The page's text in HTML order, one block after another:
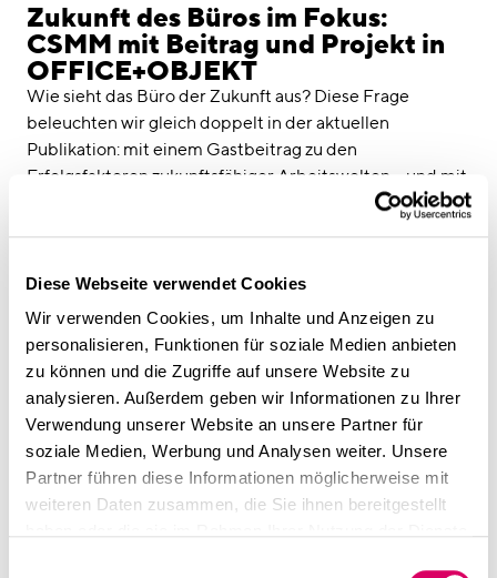
Diese Webseite verwendet Cookies
Wir verwenden Cookies, um Inhalte und Anzeigen zu
personalisieren, Funktionen für soziale Medien anbieten
zu können und die Zugriffe auf unsere Website zu
analysieren. Außerdem geben wir Informationen zu Ihrer
Verwendung unserer Website an unsere Partner für
soziale Medien, Werbung und Analysen weiter. Unsere
Partner führen diese Informationen möglicherweise mit
weiteren Daten zusammen, die Sie ihnen bereitgestellt
Standorte
linkedininstagram
English
Datenschutz
Zukunft des Büros im Fokus:
CSMM mit Beitrag und Projekt in
OFFICE+OBJEKT
Wie sieht das Büro der Zukunft aus? Diese Frage
beleuchten wir gleich doppelt in der aktuellen
Publikation: mit einem Gastbeitrag zu den
Erfolgsfaktoren zukunftsfähiger Arbeitswelten – und mit
einem unserer Projekte, das als „Lieblingsprojekt“
Erfolgsfaktoren für das zukunftsfähige Büro“ zeigen wir,
warum Arbeitsräume heute mehr leisten müssen als
reine Flächen für Präsenz: Sie sollen Begegnung und
Identität stiften, Kreativität fördern und zugleich
Rückzug ermöglichen. Mit unserem Ansatz »Hub &
Home« verbinden wir Flexibilität, Aufenthaltsqualität
und Unternehmenskultur – für Büros, die zu lebendigen
Knotenpunkten werden.
Besonders freuen wir uns, dass auch unserer
Projekt